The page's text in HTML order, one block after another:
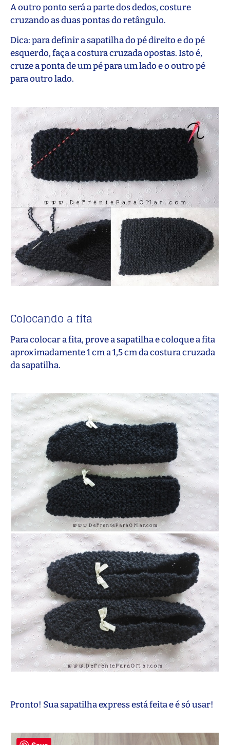
A outro ponto será a parte dos dedos, costure
cruzando as duas pontas do retângulo.
Dica: para definir a sapatilha do pé direito e do pé
esquerdo, faça a costura cruzada opostas. Isto é,
cruze a ponta de um pé para um lado e o outro pé
para outro lado.
Colocando a fita
Para colocar a fita, prove a sapatilha e coloque a fita
aproximadamente 1 cm a 1,5 cm da costura cruzada
da sapatilha.
Pronto! Sua sapatilha express está feita e é só usar!